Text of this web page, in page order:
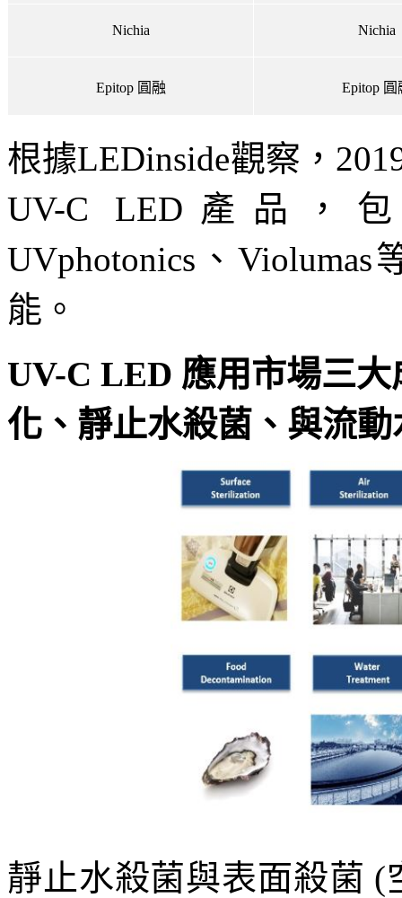
Nichia Nichia
Epitop 圓融 Epitop 圓
根據LEDinside觀察，
UV-C LED產品，包
UVphotonics、
能。
UV-C LED 應用市場三
化、靜止水殺菌、與流動
靜止水殺菌與表面殺菌